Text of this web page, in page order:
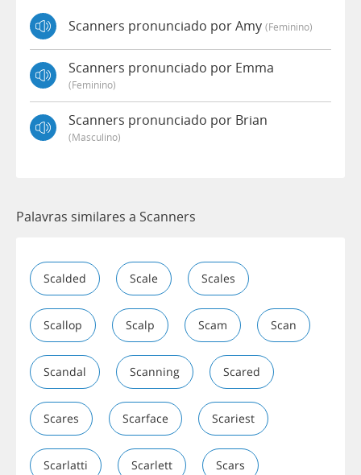
Scanners pronunciado por Amy (feminino)
Scanners pronunciado por Emma
(feminino)
Scanners pronunciado por Brian
(masculino)
Palavras similares a Scanners
Scalded Scale Scales
Scallop Scalp Scam Scan
Scandal Scanning Scared
Scares Scarface Scariest
Scarlatti Scarlett Scars